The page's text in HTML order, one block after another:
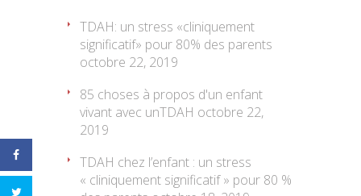
TDAH: un stress «cliniquement
significatif» pour 80% des parents
octobre 22, 2019
85 choses à propos d'un enfant
vivant avec unTDAH octobre 22,
2019
TDAH chez l’enfant : un stress
« cliniquement significatif » pour 80 %